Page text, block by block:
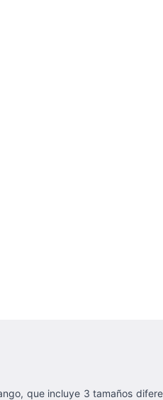
que incluye 3 tamaños